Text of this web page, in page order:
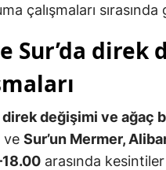
çalışmaları
Sur’da direk
değişimi ve ağaç
ve Sur’un Mermer,
arasında